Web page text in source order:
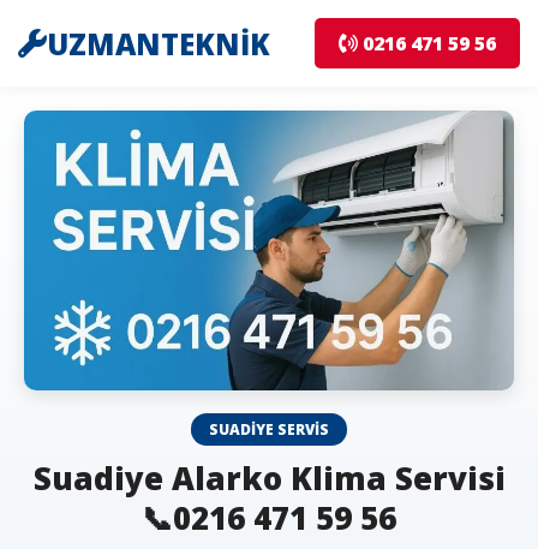
UZMANTEKNİK 0216 471 59 56
SUADIYE SERVIS
Suadiye Alarko Klima Servisi
📞0216 471 59 56